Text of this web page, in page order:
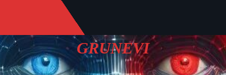
contenido
GRUNEVI